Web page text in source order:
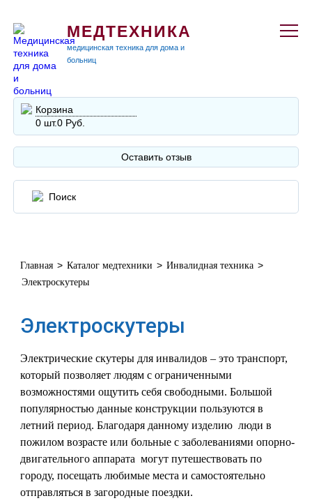
МЕДТЕХНИКА
медицинская техника для дома и
больниц
Корзина
0 шт.0 Руб.
Оставить отзыв
Главная > Каталог медтехники > Инвалидная техника >
Электроскутеры
Электроскутеры
Электрические скутеры для инвалидов – это транспорт,
который позволяет людям с ограниченными
возможностями ощутить себя свободными. Большой
популярностью данные конструкции пользуются в
летний период. Благодаря данному изделию люди в
пожилом возрасте или больные с заболеваниями опорно-
двигательного аппарата могут путешествовать по
городу, посещать любимые места и самостоятельно
отправляться в загородные поездки.